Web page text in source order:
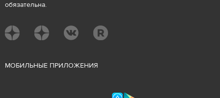
обязательна.
МОБИЛЬНЫЕ ПРИЛОЖЕНИЯ